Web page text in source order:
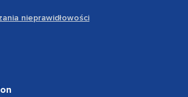
nieprawidłowości